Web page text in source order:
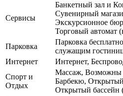
Сервисы
Банкетный зал и
Сувенирный
Экскурсионное
Торговый автомат
Парковка
Парковка
служащим
Интернет
Интернет,
Спорт и
Отдых
Массаж, Возможны
Барбекю,
Открытый бассейн